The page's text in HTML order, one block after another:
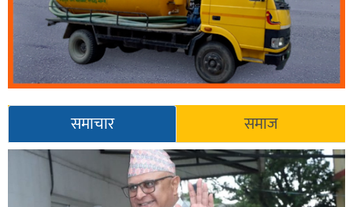
समाचार समाज